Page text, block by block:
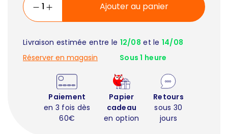
Ajouter au panier
Livraison estimée entre le 12/08 et le 14/08
Réserver en magasin
Sous 1 heure
Paiement
en 3 fois dès
60€
Papier
cadeau
en option
Retours
sous 30
jours